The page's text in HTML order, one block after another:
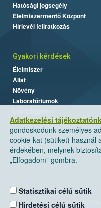
Adatkezelési
gondoskodunk személyes
cookie-kat (sütiket) használ
érdekében, melynek
„Elfogadom” gombra.
Statisztikai célú sütik
Hirdetési célú sütik
Hatósági jogsegély
Élelmiszermentő Központ
Hírlevél feliratkozás
Gyakori kérdések
Élelmiszer
Állat
Növény
Laboratóriumok
Nemzeti